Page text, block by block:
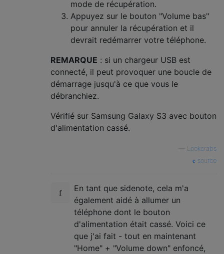
mode de récupération.
Appuyez sur le bouton "Volume bas"
pour annuler la récupération et il
devrait redémarrer votre téléphone.
REMARQUE : si un chargeur USB est
connecté, il peut provoquer une boucle de
démarrage jusqu'à ce que vous le
débranchiez.
Vérifié sur Samsung Galaxy S3 avec bouton
d'alimentation cassé.
Lookcrabs
source
En tant que sidenote, cela m'a
également aidé à allumer un
téléphone dont le bouton
d'alimentation était cassé. Voici ce
que j'ai fait - tout en maintenant
"Home" + "Volume down" enfoncé,